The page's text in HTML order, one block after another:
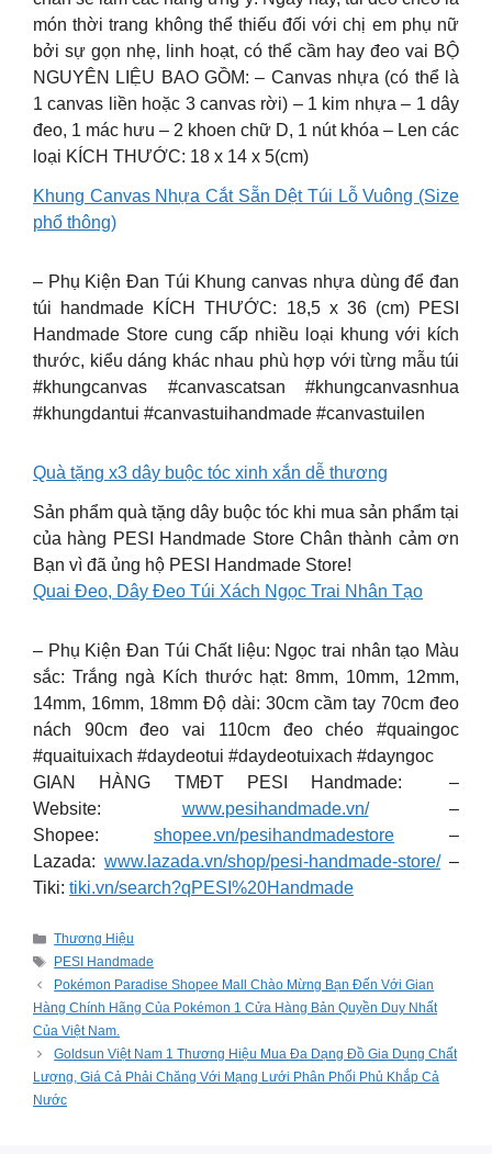
món thời trang không thể thiếu đối với chị em phụ nữ
bởi sự gọn nhẹ, linh hoạt, có thể cầm hay đeo vai BỘ
NGUYÊN LIỆU BAO GỒM: – Canvas nhựa (có thể là
1 canvas liền hoặc 3 canvas rời) – 1 kim nhựa – 1 dây
đeo, 1 mác hưu – 2 khoen chữ D, 1 nút khóa – Len các
loại KÍCH THƯỚC: 18 x 14 x 5(cm)
Khung Canvas Nhựa Cắt Sẵn Dệt Túi Lỗ Vuông (Size
phổ thông)
– Phụ Kiện Đan Túi Khung canvas nhựa dùng để đan
túi handmade KÍCH THƯỚC: 18,5 x 36 (cm) PESI
Handmade Store cung cấp nhiều loại khung với kích
thước, kiểu dáng khác nhau phù hợp với từng mẫu túi
#khungcanvas #canvascatsan #khungcanvasnhua
#khungdantui #canvastuihandmade #canvastuilen
Quà tặng x3 dây buộc tóc xinh xắn dễ thương
Sản phẩm quà tặng dây buộc tóc khi mua sản phẩm tại
của hàng PESI Handmade Store Chân thành cảm ơn
Bạn vì đã ủng hộ PESI Handmade Store!
Quai Đeo, Dây Đeo Túi Xách Ngọc Trai Nhân Tạo
– Phụ Kiện Đan Túi Chất liệu: Ngọc trai nhân tạo Màu
sắc: Trắng ngà Kích thước hạt: 8mm, 10mm, 12mm,
14mm, 16mm, 18mm Độ dài: 30cm cầm tay 70cm đeo
nách 90cm đeo vai 110cm đeo chéo #quaingoc
#quaituixach #daydeotui #daydeotuixach #dayngoc
GIAN HÀNG TMĐT PESI Handmade: –
Website: www.pesihandmade.vn/–
Shopee: shopee.vn/pesihandmadestore –
Lazada: www.lazada.vn/shop/pesi-handmade-store/–
Tiki: tiki.vn/search?qPESI%20Handmade
Categories
Thương Hiệu
Tags
PESI Handmade
Pokémon Paradise Shopee Mall Chào Mừng Bạn Đến Với Gian
Hàng Chính Hãng Của Pokémon 1 Cửa Hàng Bản Quyền Duy Nhất
Của Việt Nam.
Goldsun Việt Nam 1 Thương Hiệu Mua Đa Dạng Đồ Gia Dụng Chất
Lượng, Giá Cả Phải Chăng Với Mạng Lưới Phân Phối Phủ Khắp Cả
Nước